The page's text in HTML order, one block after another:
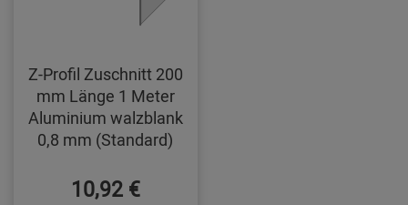
Z-Profil Zuschnitt 200
mm Länge 1 Meter
Aluminium walzblank
0,8 mm (Standard)
10,92 €